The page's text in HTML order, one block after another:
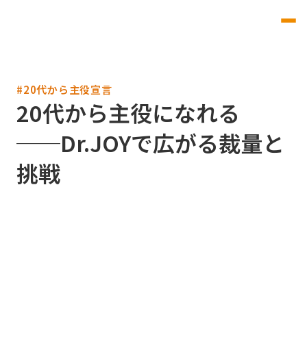
#20代から主役宣言
20代から主役になれる
──Dr.JOYで広がる裁量と
挑戦